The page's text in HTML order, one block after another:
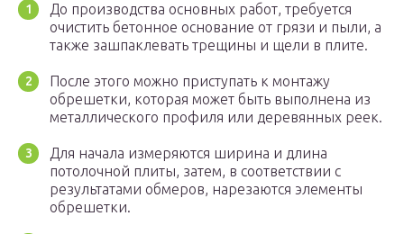
До производства основных работ, требуется
очистить бетонное основание от грязи и пыли, а
также зашпаклевать трещины и щели в плите.
После этого можно приступать к монтажу
обрешетки, которая может быть выполнена из
металлического профиля или деревянных реек.
Для начала измеряются ширина и длина
потолочной плиты, затем, в соответствии с
результатами обмеров, нарезаются элементы
обрешетки.